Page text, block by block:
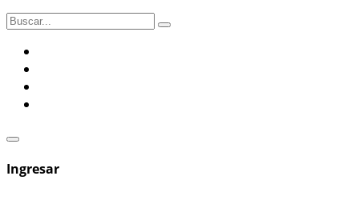
Ingresar